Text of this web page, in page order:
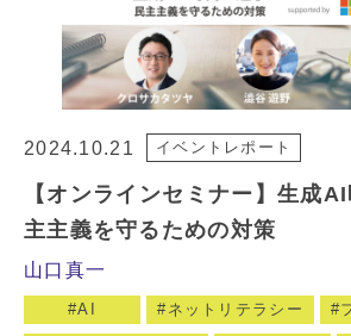
2024.10.21 イベントレポート
【オンラインセミナー】生成
主主義を守るための対策
山口真一
AI ネットリテラシー